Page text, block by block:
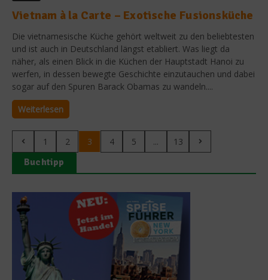
Vietnam à la Carte – Exotische Fusionsküche
Die vietnamesische Küche gehört weltweit zu den beliebtesten
und ist auch in Deutschland längst etabliert. Was liegt da
näher, als einen Blick in die Küchen der Hauptstadt Hanoi zu
werfen, in dessen bewegte Geschichte einzutauchen und dabei
sogar auf den Spuren Barack Obamas zu wandeln....
Weiterlesen
1 2 3 4 5 ... 13
Buchtipp